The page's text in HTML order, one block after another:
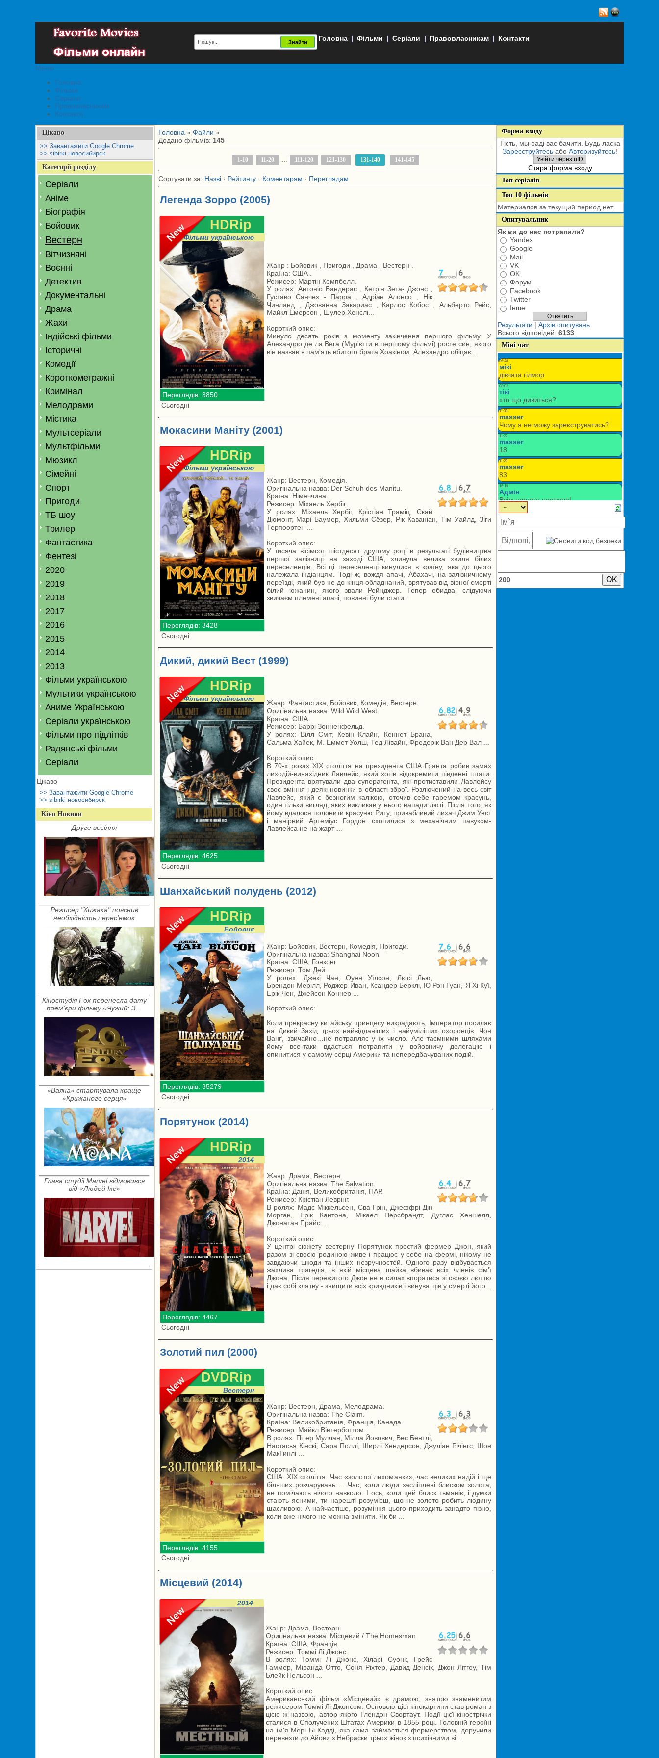
Головна | Фільми | Серіали | Правовласникам | Контакти
Меню
Головна
Фільми
Серіали
Правовласникам
Контакти
Цікаво
>> Завантажити Google Chrome
>> sibirki новосибирск
Категорії розділу
Серіали
Аніме
Біографія
Бойовик
Вестерн
Вітчизняні
Воєнні
Детектив
Документальні
Драма
Жахи
Індійські фільми
Історичні
Комедії
Короткометражні
Кримінал
Мелодрами
Містика
Мультсеріали
Мультфільми
Мюзикл
Сімейні
Спорт
Пригоди
ТБ шоу
Трилер
Фантастика
Фентезі
2020
2019
2018
2017
2016
2015
2014
2013
Фільми українською
Мультики українською
Аниме Українською
Серіали українською
Фільми про підлітків
Радянські фільми
Серіали
Цікаво
>> Завантажити Google Chrome
>> sibirki новосибирск
Кіно Новини
Друге весілля
Режисер "Хижака" пояснив
необхідність перес'емок
Кіностудія Fox перенесла дату
прем'єри фільму «Чужий: З...
«Ваяна» стартувала краще
«Крижаного серця»
Глава студії Marvel відмовився
від «Людей Ікс»
Головна » Файли »
Додано фільмів: 145
1-10 11-20 111-120 121-130 131-140 141-145
Сортувати за: Назві · Рейтингу · Коментарям · Переглядам
Легенда Зорро (2005)
HDRip
Фільми українською
Переглядів: 3850
Сьогодні
Жанр : Бойовик , Пригоди , Драма , Вестерн .
Країна: США .
Режисер: Мартін Кемпбелл.
У ролях: Антоніо Бандерас , Кетрін Зета- Джонс ,
Густаво Санчез - Парра , Адріан Алонсо , Нік
Чинланд , Джованна Закариас , Карлос Кобос , Альберто Рейс,
Майкл Емерсон , Шулер Хенслі...
Короткий опис:
Минуло десять років з моменту закінчення першого фільму. У
Алехандро де ла Вега (Мур'єтти в першому фільмі) росте син, якого
він назвав в пам'ять вбитого брата Хоакіном. Алехандро обіцяє...
Мокасини Маніту (2001)
HDRip
Фільми українською
Переглядів: 3428
Сьогодні
Жанр: Вестерн, Комедія.
Оригінальна назва: Der Schuh des Manitu.
Країна: Німеччина.
Режисер: Міхаель Хербіг.
У ролях: Міхаель Хербіг, Крістіан Траміц, Скай
Дюмонт, Марі Баумер, Хильми Сёзер, Рік Каваніан, Тім Уайлд, Зіги
Терпоортен ...
Короткий опис:
У тисяча вісімсот шістдесят другому році в результаті будівництва
першої залізниці на заході США, хлинула велика хвиля білих
переселенців. Всі ці переселенці кинулися в країну, яка до цього
належала індіанцям. Тоді ж, вождя апачі, Абахачі, на залізничному
переїзді, який був не до кінця обладнаний, врятував від вірної смерті
білий южанин, якого звали Рейнджер. Тепер обидва, слідуючи
звичаєм племені апачі, повинні були стати ...
Дикий, дикий Вест (1999)
HDRip
Фільми українською
Переглядів: 4625
Сьогодні
Жанр: Фантастика, Бойовик, Комедія, Вестерн.
Оригінальна назва: Wild Wild West.
Країна: США.
Режисер: Баррі Зонненфельд.
У ролях: Вілл Сміт, Кевін Клайн, Кеннет Брана,
Сальма Хайек, М. Еммет Уолш, Тед Лівайн, Фредерік Ван Дер Вал ...
Короткий опис:
В 70-х роках XIX століття на президента США Гранта робив замах
лиходій-винахідник Лавлейс, який хотів відокремити південні штати.
Президента врятували два суперагента, які протиставили Лавлейсу
своє вміння і деякі новинки в області зброї. Розлючений на весь світ
Лавлейс, який є безногим калікою, оточив себе гаремом красунь,
один тільки вигляд, яких викликав у нього напади люті. Після того, як
йому вдалося полонити красуню Риту, привабливий лихач Джим Уест
і манірний Артеміус Гордон схопилися з механічним павуком-
Лавлейса не на жарт ...
Шанхайський полудень (2012)
HDRip
Бойовик
Переглядів: 35279
Сьогодні
Жанр: Бойовик, Вестерн, Комедія, Пригоди.
Оригінальна назва: Shanghai Noon.
Країна: США, Гонконг.
Режисер: Том Дей.
У ролях: Джекі Чан, Оуен Уїлсон, Люсі Лью,
Брендон Мерілл, Роджер Йван, Ксандер Берклі, Ю Рон Гуан, Я Хі Куї,
Ерік Чен, Джейсон Коннер ...
Короткий опис:
Коли прекрасну китайську принцесу викрадають, Імператор посилає
на Дикий Захід трьох найвідданіших і найуміліших охоронців. Чон
Ванґ, звичайно…не потрапляє у їх число. Але таємними шляхами
йому все-таки вдається потрапити у войовничу делегацію і
опинитися у самому серці Америки та непередбачуваних подій.
Порятунок (2014)
HDRip
2014
Переглядів: 4467
Сьогодні
Жанр: Драма, Вестерн.
Оригінальна назва: The Salvation.
Країна: Данія, Великобританія, ПАР.
Режисер: Крістіан Леврінг.
В ролях: Мадс Міккельсен, Єва Грін, Джеффрі Дін
Морган, Ерік Кантона, Мікаел Персбрандт, Дуглас Хеншелл,
Джонатан Прайс ...
Короткий опис:
У центрі сюжету вестерну Порятунок простий фермер Джон, який
разом зі своєю родиною живе і працює у себе на фермі, нікому не
завдаючи шкоди та інших незручностей. Одного разу відбувається
жахлива трагедія, в якій місцева шайка вбиває всіх членів сім'ї
Джона. Після пережитого Джон не в силах впоратися зі своєю люттю
і дає собі клятву - знищити всіх кривдників і винуватців у смерті його...
Золотий пил (2000)
DVDRip
Вестерн
Переглядів: 4155
Сьогодні
Жанр: Вестерн, Драма, Мелодрама.
Оригінальна назва: The Claim.
Країна: Великобританія, Франція, Канада.
Режисер: Майкл Вінтерботтом.
В ролях: Пітер Муллан, Мілла Йовович, Вес Бентлі,
Настасья Кінскі, Сара Поллі, Ширлі Хендерсон, Джуліан Річінгс, Шон
МакГинлі ...
Короткий опис:
США. XIX століття. Час «золотої лихоманки», час великих надій і ще
більших розчарувань ... Час, коли люди засліплені блиском золота,
не помічають нічого навколо. І ось, коли цей блиск тьмяніє, і думки
стають ясними, ти нарешті розумієш, що не золото робить людину
щасливою. А найчастіше, розуміння цього приходить занадто пізно,
коли вже нічого не можна змінити. Як би ...
Місцевий (2014)
2014
Жанр: Драма, Вестерн.
Оригінальна назва: Місцевий / The Homesman.
Країна: США, Франція.
Режисер: Томмі Лі Джонс.
В ролях: Томмі Лі Джонс, Хіларі Суонк, Грейс
Гаммер, Міранда Отто, Соня Ріхтер, Давид Денсік, Джон Літгоу, Тім
Блейк Нельсон ...
Короткий опис:
Американський фільм «Місцевий» є драмою, знятою знаменитим
режисером Томмі Лі Джонсом. Основою цієї кінокартини став роман з
цією ж назвою, автор якого Глендон Свортаут. Події цієї кінострічки
сталися в Сполучених Штатах Америки в 1855 році. Головній героїні
на ім'я Мері Бі Кадді, яка сама займається фермерством, доручили
перевезти до Айови з Небраски трьох жінок з психічними ві...
Форма входу
Гість, мы раді вас бачити. Будь ласка
Зареєструйтесь або Авторизуйтесь!
Увійти через uID
Стара форма входу
Топ серіалів
Топ 10 фільмів
Материалов за текущий период нет.
Опитувальник
Як ви до нас потрапили?
Yandex
Google
Mail
VK
OK
Форум
Facebook
Twitter
Інше
Результати | Архів опитувань
Всього відповідей: 6133
Міні чат
200